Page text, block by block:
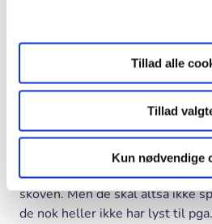
Tillad alle
Tillad
Kun nødvendige
tørre levested og har stive
meget styrkevæv.
Giftig
Den hvide anemone, som hører
indeholder i øvrigt en skarp og
som er giftig ved indtagelse.
planten i øjnene. Eleverne kan
anemonerne og bagefter spise
skoven. Men de skal altså ikke
de nok heller ikke har lyst til